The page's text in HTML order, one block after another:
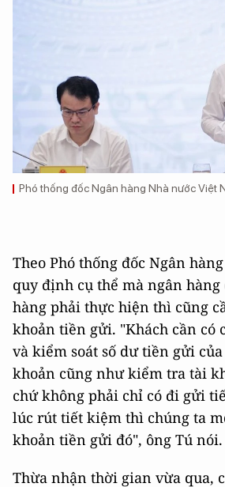
Phó thống đốc Ngân hàng Nhà nước Việt
Theo Phó thống đốc Ngân
quy định cụ thể mà ngân
hàng phải thực hiện thì cũng
khoản tiền gửi. "Khách cần có
và kiểm soát số dư tiền gửi
khoản cũng như kiểm tra tài
chứ không phải chỉ có đi gửi
lúc rút tiết kiệm thì chúng ta
khoản tiền gửi đó", ông Tú nói.
Thừa nhận thời gian vừa qua,